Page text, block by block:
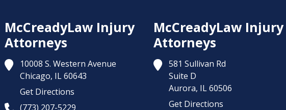
McCreadyLaw Injury
Attorneys
10008 S. Western Avenue
Chicago, IL 60643
Get Directions
(773) 207-5229
McCreadyLaw Injury
Attorneys
581 Sullivan Rd
Suite D
Aurora, IL60506
Get Directions